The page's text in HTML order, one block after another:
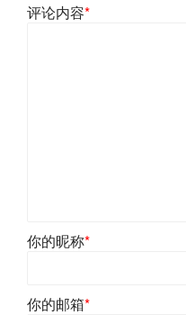
评论内容*
你的昵称*
你的邮箱*